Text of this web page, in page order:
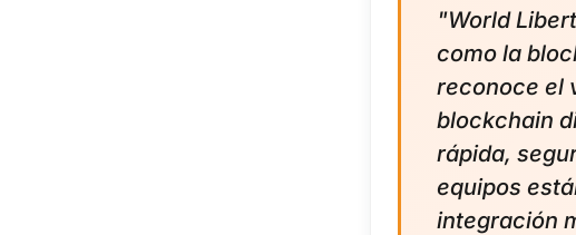
"World
como la
reconoce el
blockchain
rápida,
equipos
integración